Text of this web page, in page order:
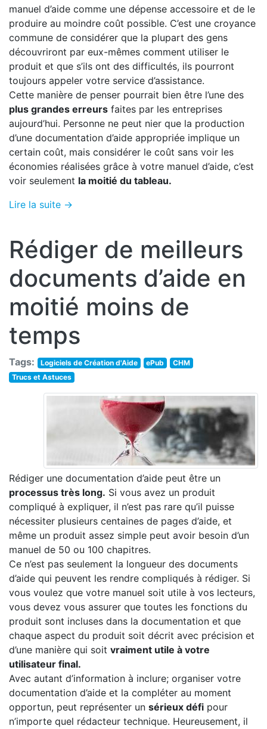
manuel d’aide comme une dépense accessoire et de le
produire au moindre coût possible. C’est une croyance
commune de considérer que la plupart des gens
découvriront par eux-mêmes comment utiliser le
produit et que s’ils ont des difficultés, ils pourront
toujours appeler votre service d’assistance.
Cette manière de penser pourrait bien être l’une des
plus grandes erreurs faites par les entreprises
aujourd’hui. Personne ne peut nier que la production
d’une documentation d’aide appropriée implique un
certain coût, mais considérer le coût sans voir les
économies réalisées grâce à votre manuel d’aide, c’est
voir seulement la moitié du tableau.
Lire la suite →
Rédiger de meilleurs
documents d’aide en
moitié moins de
temps
Tags: Logiciels de Création d'Aide ePub
CHM
Trucs et Astuces
Rédiger une documentation d’aide peut être un
processus très long. Si vous avez un produit
compliqué à expliquer, il n’est pas rare qu’il puisse
nécessiter plusieurs centaines de pages d’aide, et
même un produit assez simple peut avoir besoin d’un
manuel de 50 ou 100 chapitres.
Ce n’est pas seulement la longueur des documents
d’aide qui peuvent les rendre compliqués à rédiger. Si
vous voulez que votre manuel soit utile à vos lecteurs,
vous devez vous assurer que toutes les fonctions du
produit sont incluses dans la documentation et que
chaque aspect du produit soit décrit avec précision et
d’une manière qui soit vraiment utile à votre
utilisateur final.
Avec autant d’information à inclure; organiser votre
documentation d’aide et la compléter au moment
opportun, peut représenter un sérieux défi pour
n’importe quel rédacteur technique. Heureusement, il